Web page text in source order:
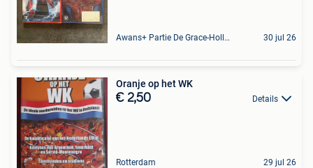
Awans+ Partie De Grace-Hollogne 30 jul 26
Oranje op het WK
€ 2,50 Details
Rotterdam 29 jul 26